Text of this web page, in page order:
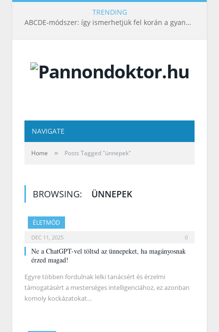
TRENDING
ABCDE‑módszer: így ismerhetjük fel korán a gyanús bőrelváltozásokat
NAVIGATE
Home » Posts Tagged "ünnepek"
BROWSING: ÜNNEPEK
ÉLETMÓD
DEC 11, 2025 0
Ne a ChatGPT-vel töltsd az ünnepeket, ha magányosnak
érzed magad!
Egyre többen fordulnak lelki tanácsért és érzelmi
támogatásért a mesterséges intelligenciához, ez azonban
komoly kockázatokat…